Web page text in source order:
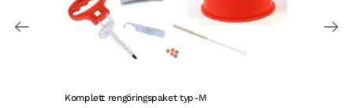
Komplett rengöringspaket typ-M